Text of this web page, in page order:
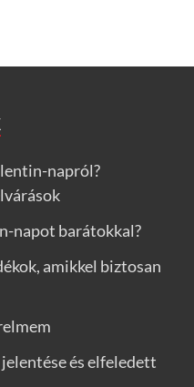
napról?
napot barátokkal?
amikkel biztosan
és elfeledett